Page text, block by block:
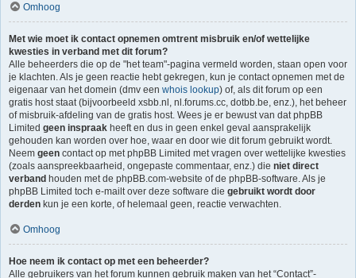
Omhoog
Met wie moet ik contact opnemen omtrent misbruik en/of wettelijke
kwesties in verband met dit forum?
Alle beheerders die op de "het team"-pagina vermeld worden, staan open voor
je klachten. Als je geen reactie hebt gekregen, kun je contact opnemen met de
eigenaar van het domein (dmv een whois lookup) of, als dit forum op een
gratis host staat (bijvoorbeeld xsbb.nl, nl.forums.cc, dotbb.be, enz.), het beheer
of misbruik-afdeling van de gratis host. Wees je er bewust van dat phpBB
Limited geen inspraak heeft en dus in geen enkel geval aansprakelijk
gehouden kan worden over hoe, waar en door wie dit forum gebruikt wordt.
Neem geen contact op met phpBB Limited met vragen over wettelijke kwesties
(zoals aanspreekbaarheid, ongepaste commentaar, enz.) die niet direct
verband houden met de phpBB.com-website of de phpBB-software. Als je
phpBB Limited toch e-mailt over deze software die gebruikt wordt door
derden kun je een korte, of helemaal geen, reactie verwachten.
Omhoog
Hoe neem ik contact op met een beheerder?
Alle gebruikers van het forum kunnen gebruik maken van het “Contact”-